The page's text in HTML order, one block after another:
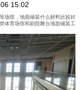
15:02
馆，地面铺装什么材料比较好
体育场馆和剧院舞台地面铺装工